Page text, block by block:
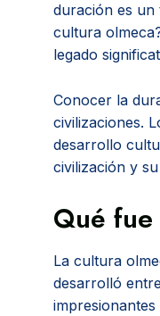
duración es un
cultura
legado
Conocer la
civilizaciones.
desarrollo
civilización y
Qué
La cultura
desarrolló